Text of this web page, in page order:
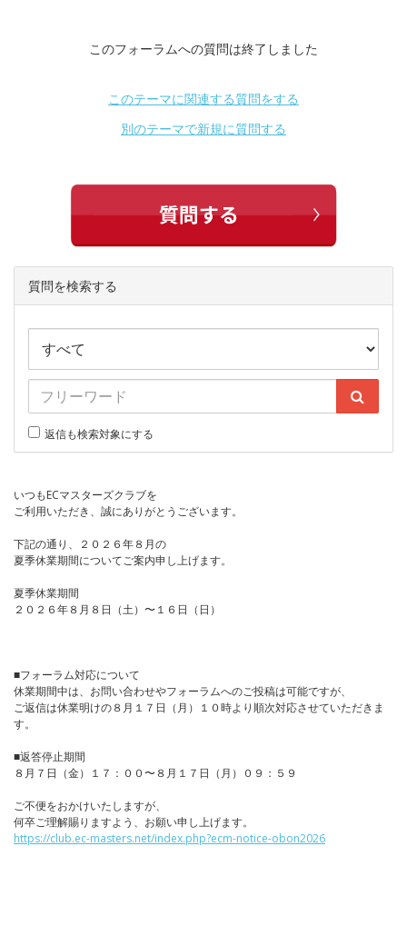
このフォーラムへの質問は終了しました
このテーマに関連する質問をする
別のテーマで新規に質問する
質問を検索する
返信も検索対象にする
いつもECマスターズクラブを
ご利用いただき、誠にありがとうございます。
下記の通り、２０２６年８月の
夏季休業期間についてご案内申し上げます。
夏季休業期間
２０２６年８月８日（土）〜１６日（日）
■フォーラム対応について
休業期間中は、お問い合わせやフォーラムへのご投稿は可能ですが、
ご返信は休業明けの８月１７日（月）１０時より順次対応させていただきま
す。
■返答停止期間
８月７日（金）１７：００〜８月１７日（月）０９：５９
ご不便をおかけいたしますが、
何卒ご理解賜りますよう、お願い申し上げます。
https://club.ec-masters.net/index.php?ecm-notice-obon2026